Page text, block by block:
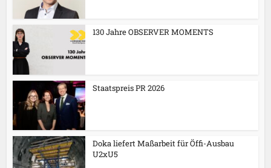
130 Jahre OBSERVER MOMENTS
Staatspreis PR 2026
Doka liefert Maßarbeit für Öffi-Ausbau
U2xU5